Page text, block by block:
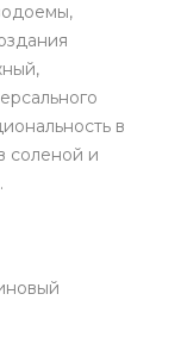
в
соленой и